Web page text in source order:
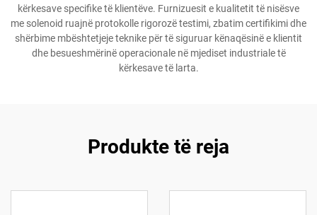
kërkesave specifike të klientëve. Furnizuesit e kualitetit të nisësve
me solenoid ruajnë protokolle rigorozë testimi, zbatim certifikimi dhe
shërbime mbështetjeje teknike për të siguruar kënaqësinë e klientit
dhe besueshmërinë operacionale në mjediset industriale të
kërkesave të larta.
Produkte të reja